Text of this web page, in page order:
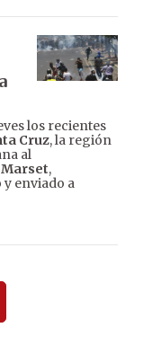
los recientes
Cruz, la región
al
,
enviado a